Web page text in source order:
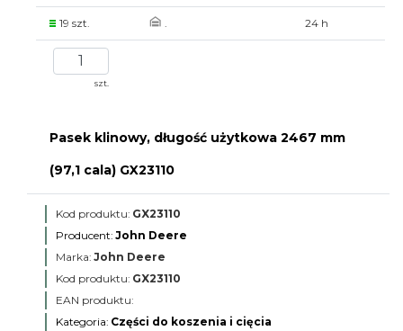
19 szt. . 24 h
szt.
Pasek klinowy, długość użytkowa 2467 mm
(97,1 cala) GX23110
Kod produktu: GX23110
Producent: John Deere
Marka: John Deere
Kod produktu: GX23110
EAN produktu:
Kategoria: Części do koszenia i cięcia